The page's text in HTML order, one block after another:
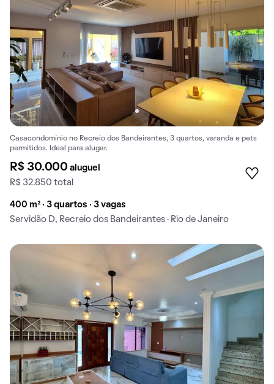
Casacondomínio no Recreio dos Bandeirantes, 3 quartos, varanda e pets
permitidos. Ideal para alugar.
R$ 30.000aluguel
R$ 32.850 total
400 m² · 3 quartos · 3 vagas
Servidão D, Recreio dos Bandeirantes · Rio de Janeiro